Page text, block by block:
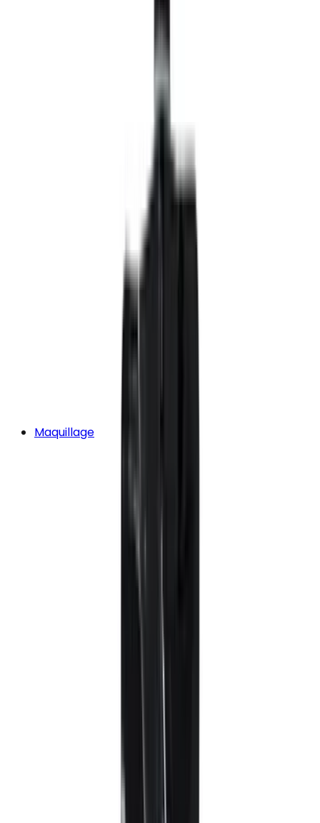
Maquillage